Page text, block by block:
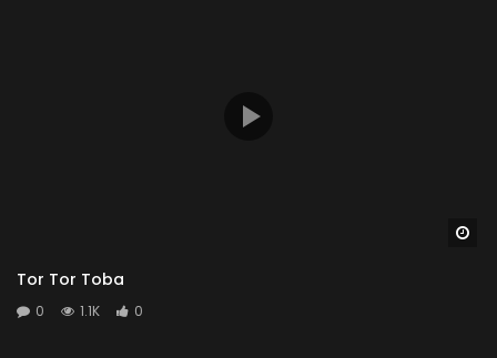
Tor Tor Toba
0 1.1K 0